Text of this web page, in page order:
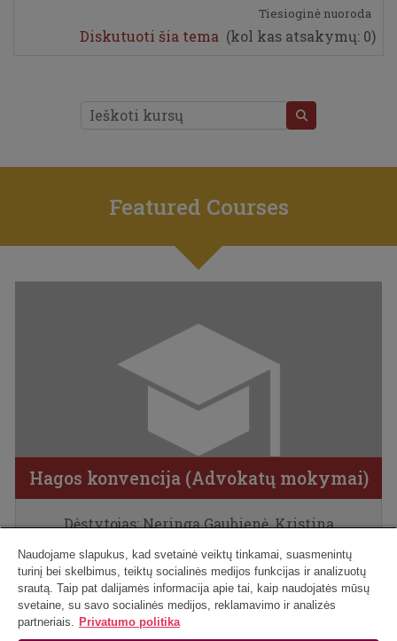
Tiesioginė nuoroda
Diskutuoti šia tema (kol kas atsakymų: 0)
Ieškoti kursų
Featured Courses
Hagos konvencija (Advokatų mokymai)
Atviri
Dėstytojas: Neringa Gaubienė, Kristina
Pranevičienė, Gerardas Višinskis,
READ MORE
Naudojame slapukus, kad svetainė veiktų tinkamai, suasmenintų
turinį bei skelbimus, teiktų socialinės medijos funkcijas ir analizuotų
srautą. Taip pat dalijamės informacija apie tai, kaip naudojatės mūsų
svetaine, su savo socialinės medijos, reklamavimo ir analizės
partneriais. Privatumo politika